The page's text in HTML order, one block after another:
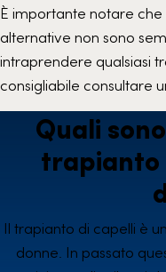
È importante notare
alternative non sono
intraprendere qualsiasi
consigliabile consultare
Quali
trapianto
Il trapianto di capelli è
donne. In passato